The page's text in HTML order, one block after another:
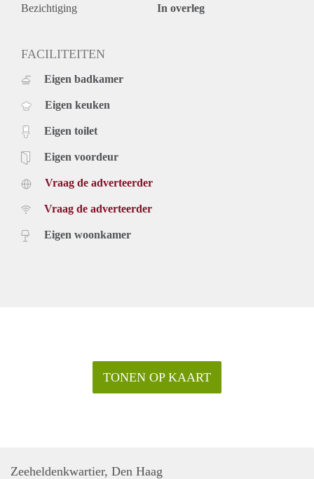
- Cleaning service
Rental price: €1250,- including gas, water, cleaning,
Bezichtiging In overleg
FACILITEITEN
Eigen badkamer
Eigen keuken
Eigen toilet
Eigen voordeur
Vraag de adverteerder
Vraag de adverteerder
Eigen woonkamer
TONEN OP KAART
Zeeheldenkwartier, Den Haag